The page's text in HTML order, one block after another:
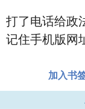
打了电话给政
记住手机版网
加入书